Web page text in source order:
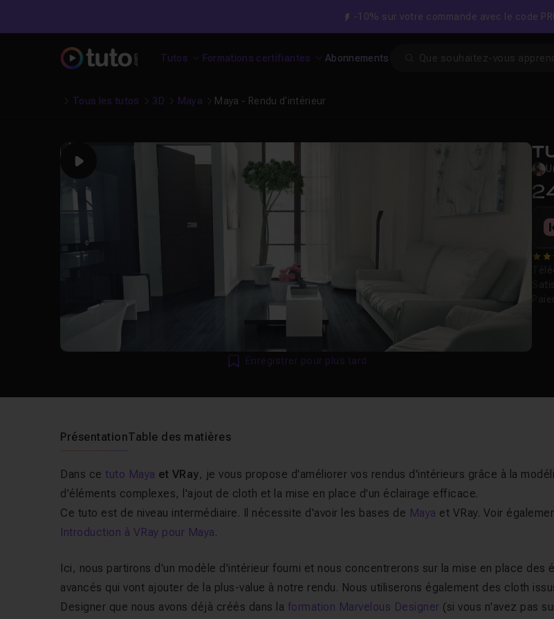
-10% sur votre commande avec le code
Tutos Formations certifiantes Abonnements
Tous les tutos 3D Maya Maya - Rendu d'intérieur
Play
Enregistrer pour plus tard
5
PrésentationTable des matières
Dans cetuto Maya et VRay, je vous propose d'améliorer vos rendus d'intérieurs grâce à la
d'éléments complexes, l'ajout de cloth et la mise en place d'un éclairage efficace.
Ce tuto est de niveau intermédiaire. Il nécessite d'avoir les bases de Maya et VRay. Voir
Introduction à VRay pour Maya.
Ici, nous partirons d'un modèle d'intérieur fourni et nous concentrerons sur la mise en place des
avancés qui vont ajouter de la plus-value à notre rendu. Nous utiliserons également des cloth
Designer que nous avons déjà créés dans la formation Marvelous Designer (si vous n'avez pas